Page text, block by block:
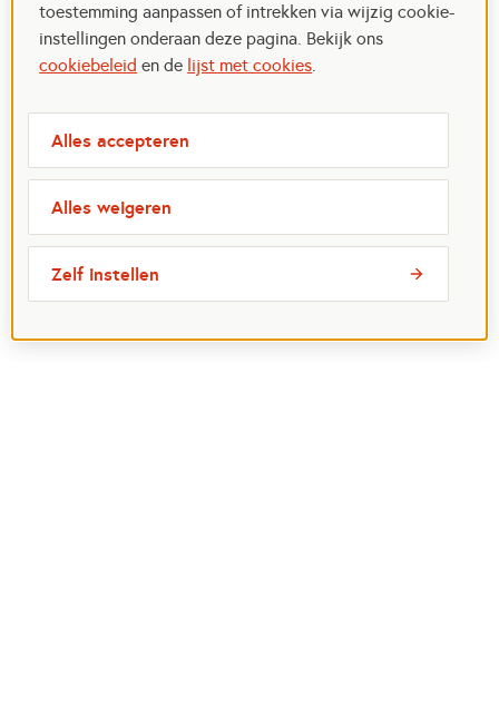
toestemming aanpassen of intrekken via wijzig cookie-
instellingen onderaan deze pagina. Bekijk ons
cookiebeleid en de lijst met cookies.
Alles accepteren
Alles weigeren
Zelf instellen